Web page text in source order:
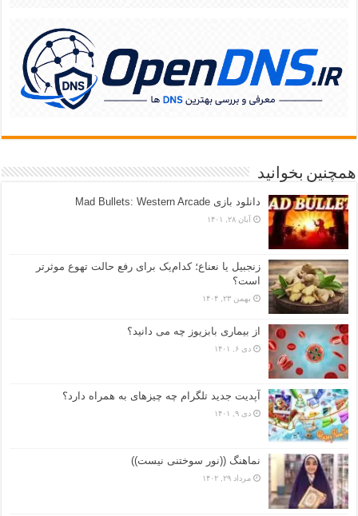
همچنین بخوانید
دانلود بازی Mad Bullets: Western Arcade
آبان ۲۸, ۱۴۰۱
زنجبیل یا نعناع؛ کدام‌یک برای رفع حالت تهوع موثرتر
است؟
بهمن ۲۳, ۱۴۰۴
از بیماری بابزیوز چه می دانید؟
دی ۶, ۱۴۰۱
آپدیت جدید تلگرام چه چیزهای به همراه دارد؟
دی ۹, ۱۴۰۱
نماهنگ ((نور سوختنی نیست))
مرداد ۲۹, ۱۴۰۲